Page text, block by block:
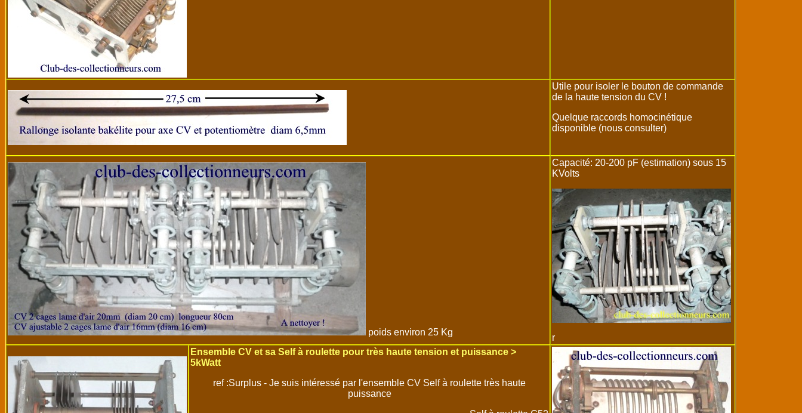
Utile pour isoler le bouton de commande
de la haute tension du CV !
Quelque raccords homocinétique
disponible (nous consulter)
poids environ 25 Kg
Capacité: 20-200 pF (estimation) sous 15
KVolts
r
Ensemble CV et sa Self à roulette pour très haute tension et puissance >
5kWatt
ref :Surplus - Je suis intéressé par l'ensemble CV Self à roulette très haute
puissance